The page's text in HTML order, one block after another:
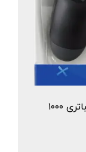
دسته بازی PS4 اسلیم (برد اصلی) با باتری ۱۰۰۰